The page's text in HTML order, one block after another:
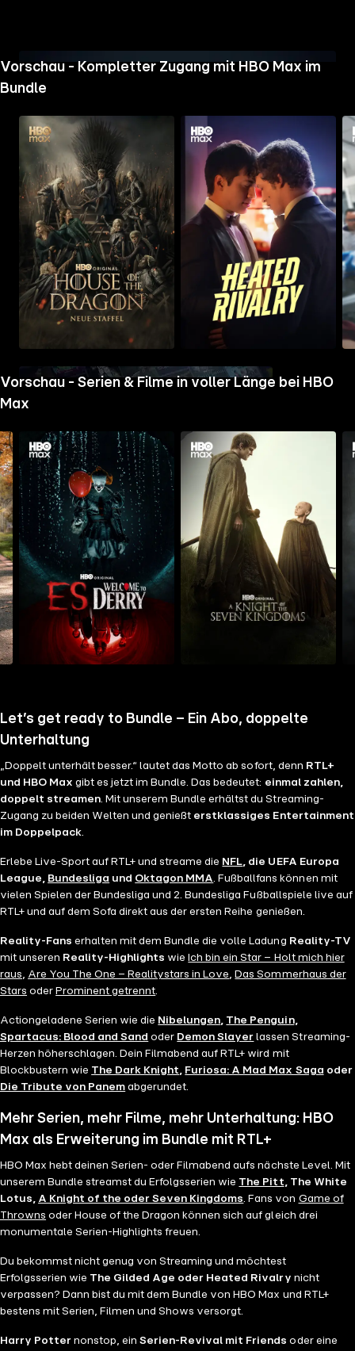
page
Vorschau - Kompletter Zugang mit HBO Max im
Bundle
Details
Vorschau - Serien & Filme in voller Länge bei HBO
Max
Let’s get ready to Bundle – Ein Abo, doppelte
Unterhaltung
„Doppelt unterhält besser.“ lautet das Motto ab sofort, denn RTL+
und HBO Max gibt es jetzt im Bundle. Das bedeutet: einmal zahlen,
doppelt streamen. Mit unserem Bundle erhältst du Streaming-
Zugang zu beiden Welten und genießt erstklassiges Entertainment
im Doppelpack.
Erlebe Live-Sport auf RTL+ und streame die NFL, die UEFA Europa
League, Bundesliga und Oktagon MMA. Fußballfans können mit
vielen Spielen der Bundesliga und 2. Bundesliga Fußballspiele live auf
RTL+ und auf dem Sofa direkt aus der ersten Reihe genießen.
Reality-Fans erhalten mit dem Bundle die volle Ladung Reality-TV
mit unseren Reality-Highlights wie Ich bin ein Star – Holt mich hier
raus, Are You The One – Realitystars in Love, Das Sommerhaus der
Stars oder Prominent getrennt.
Actiongeladene Serien wie die Nibelungen, The Penguin,
Spartacus: Blood and Sand oder Demon Slayer lassen Streaming-
Herzen höherschlagen. Dein Filmabend auf RTL+ wird mit
Blockbustern wie The Dark Knight, Furiosa: A Mad Max Saga oder
Die Tribute von Panem abgerundet.
Mehr Serien, mehr Filme, mehr Unterhaltung: HBO
Max als Erweiterung im Bundle mit RTL+
HBO Max hebt deinen Serien- oder Filmabend aufs nächste Level. Mit
unserem Bundle streamst du Erfolgsserien wie The Pitt, The White
Lotus, A Knight of the oder Seven Kingdoms. Fans von Game of
Throwns oder House of the Dragon können sich auf gleich drei
monumentale Serien-Highlights freuen.
Du bekommst nicht genug von Streaming und möchtest
Erfolgsserien wie The Gilded Age oder Heated Rivalry nicht
verpassen? Dann bist du mit dem Bundle von HBO Max und RTL+
bestens mit Serien, Filmen und Shows versorgt.
Harry Potter nonstop, einSerien-Revival mit Friends oder eine